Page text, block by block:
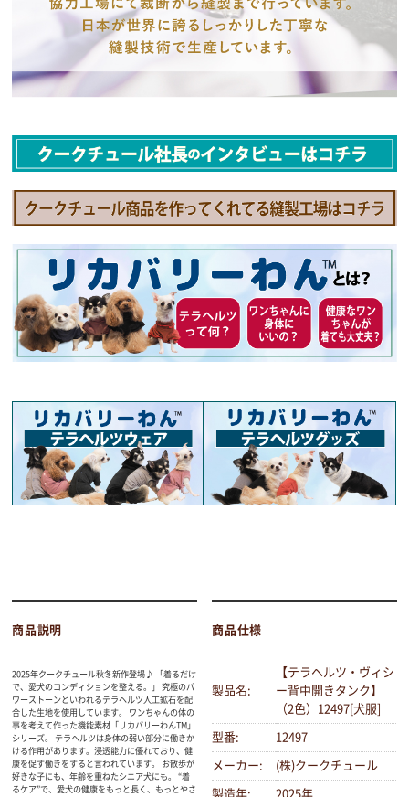
商品説明
2025年クークチュール秋冬新作登場♪ 「着るだけ
で、愛犬のコンディションを整える。」 究極のパ
ワーストーンといわれるテラヘルツ人工鉱石を配
合した生地を使用しています。 ワンちゃんの体の
事を考えて作った機能素材「リカバリーわんTM」
シリーズ。 テラヘルツは身体の弱い部分に働きか
ける作用があります。浸透能力に優れており、健
康を促す働きをすると言われています。 お散歩が
好きな子にも、年齢を重ねたシニア犬にも。 “着
るケア”で、愛犬の健康をもっと長く、もっとやさ
商品仕様
製品名:
【テラヘルツ・ヴィシ
ー背中開きタンク】
（2色）12497[犬服]
型番: 12497
メーカー: (株)クークチュール
製造年: 2025年